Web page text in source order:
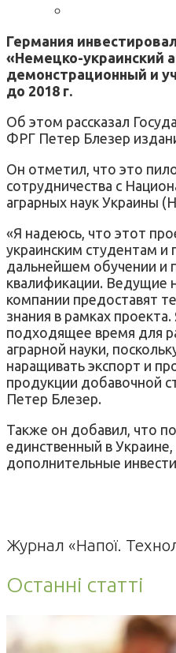
Германия
«Немецко-украинский
демонстрационный и
до 2018 г.
Об этом рассказал
ФРГ Петер Блезер
Он отметил, что это
сотрудничества с
аграрных наук Украины
«Я надеюсь, что этот
украинским студентам и
дальнейшем обучении и
квалификации. Ведущие
компании предоставят
знания в рамках
подходящее время для
аграрной науки,
наращивать экспорт и
продукции добавочной
Петер Блезер.
Также он добавил, что
единственный в
дополнительные
Журнал «Напої.
Останні статті